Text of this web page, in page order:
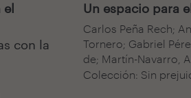
con la
Un espacio para
Carlos Peña Rech;
Tornero; Gabriel
de; Martín-Navarro,
Colección: Sin